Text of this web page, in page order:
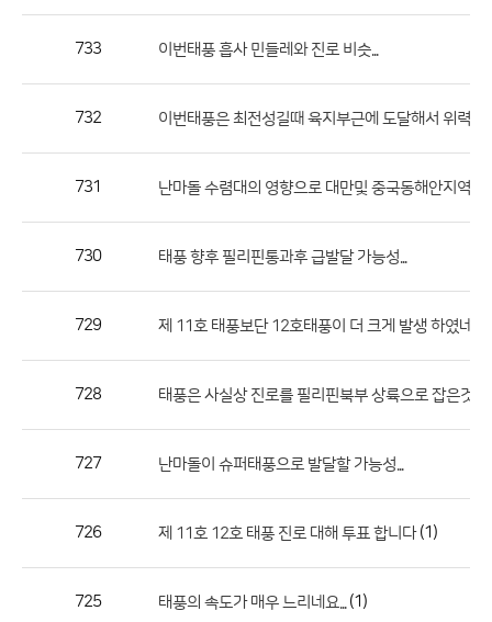
호,
록
공
733 이번태풍 흡사 민들레와 진로 비슷...
732 이번태풍은 최전성길때 육지부근에 도달해서 위력히
731 난마돌 수렴대의 영향으로 대만및 중국동해안지역에
730 태풍 향후 필리핀통과후 급발달 가능성...
729 제 11호 태풍보단 12호태풍이 더 크게 발생 하였네요
728 태풍은 사실상 진로를 필리핀북부 상륙으로 잡은것
727 난마돌이 슈퍼태풍으로 발달할 가능성...
726 제 11호 12호 태풍 진로 대해 투표 합니다(1)
725 태풍의 속도가 매우 느리네요... (1)